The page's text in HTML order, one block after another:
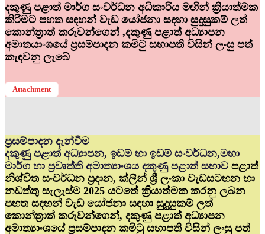
දකුණු පළාත් මාර්ග සංවර්ධන අධිකාරිය මඟින් ක්‍රියාත්මක
කිරීමට පහත සඳහන් වැඩ යෝජනා සඳහා සුදුසුකම් ලත්
කොන්ත්‍රාත් කරුවන්ගෙන් ,දකුණු පළාත් අධ්‍යාපන
අමාතයාංශයේ ප්‍රසම්පාදන කමිටු සභාපති විසින් ලංසු පත්
කැඳවනු ලැබේ
Attachment
ප්‍රසම්පාදන දැන්වීම
දකුණු පළාත් අධ්‍යාපන, ඉඩම් හා ඉඩම් සංවර්ධන,මහා
මාර්ග හා ප්‍රවෘත්ති අමාත්‍යාංශය දකුණු පළාත් සභාව පළාත්
නිශ්චිත සංවර්ධන ප්‍රදාන, ක්ලීන් ශ්‍රී ලංකා වැඩසටහන හා
නඩත්තු සැලැස්ම 2025 යටතේ ක්‍රියාත්මක කරනු ලබන
පහත සඳහන් වැඩ යෝජනා සඳහා සුදුසුකම් ලත්
කොන්ත්‍රාත් කරුවන්ගෙන්, දකුණු පළාත් අධ්‍යාපන
අමාත්‍යාංශයේ ප්‍රසම්පාදන කමිටු සභාපති විසින් ලංසු පත්